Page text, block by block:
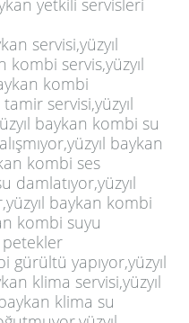
yetkili servisleri
servisi,yüzyıl
kombi servis,yüzyıl
kombi
servisi,yüzyıl
baykan kombi su
baykan
kombi ses
damlatıyor,yüzyıl
baykan kombi
kombi suyu
petekler
gürültü yapıyor,yüzyıl
klima servisi,yüzyıl
klima su